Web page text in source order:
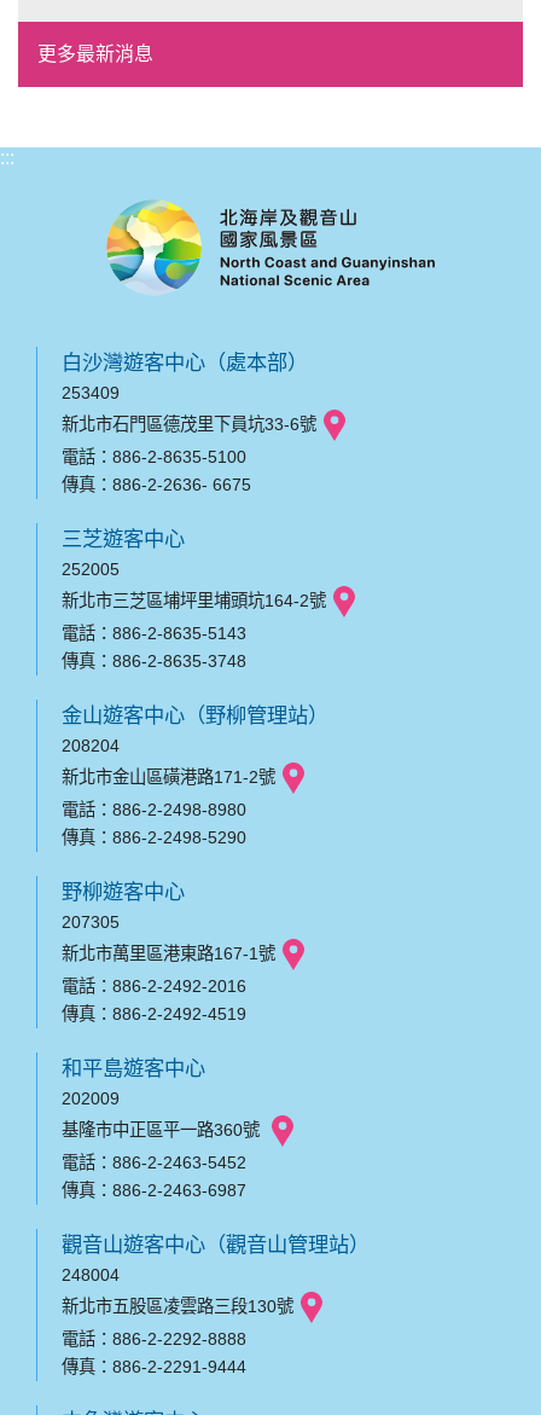
風格形塑即日起開放報名
更多最新消息
:::
白沙灣遊客中心（處本部）
253409
新北市石門區德茂里下員坑33-6號
電話：886-2-8635-5100
傳真：886-2-2636- 6675
三芝遊客中心
252005
新北市三芝區埔坪里埔頭坑164-2號
電話：886-2-8635-5143
傳真：886-2-8635-3748
金山遊客中心（野柳管理站）
208204
新北市金山區磺港路171-2號
電話：886-2-2498-8980
傳真：886-2-2498-5290
野柳遊客中心
207305
新北市萬里區港東路167-1號
電話：886-2-2492-2016
傳真：886-2-2492-4519
和平島遊客中心
202009
基隆市中正區平一路360號
電話：886-2-2463-5452
傳真：886-2-2463-6987
觀音山遊客中心（觀音山管理站）
248004
新北市五股區凌雲路三段130號
電話：886-2-2292-8888
傳真：886-2-2291-9444